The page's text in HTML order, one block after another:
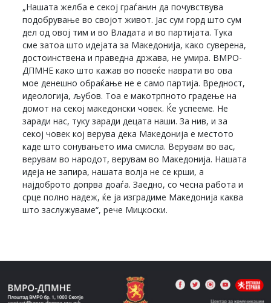
„Нашата желба е секој граѓанин да почувствува
подобрување во својот живот. Јас сум горд што сум
дел од овој тим и во Владата и во партијата. Тука
сме затоа што идејата за Македонија, како суверена,
достоинствена и праведна држава, не умира. ВМРО-
ДПМНЕ како што кажав во повеќе наврати во ова
мое денешно обраќање не е само партија. Вредност,
идеологија, љубов. Тоа е макотрпното градење на
домот на секој македонски човек. Ќе успееме. Не
заради нас, туку заради децата наши. За нив, и за
секој човек кој верува дека Македонија е местото
каде што сонувањето има смисла. Верувам во вас,
верувам во народот, верувам во Македонија. Нашата
идеја не запира, нашата волја не се крши, а
најдоброто допрва доаѓа. Заедно, со чесна работа и
срце полно надеж, ќе ја изградиме Македонија каква
што заслужуваме“, рече Мицкоски.